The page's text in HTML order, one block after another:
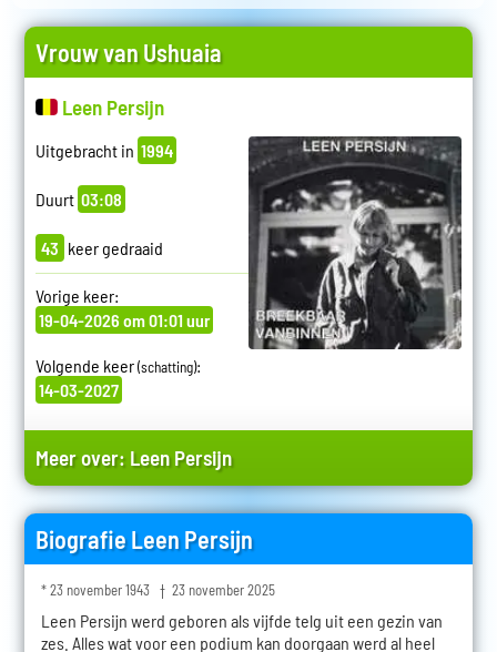
Vrouw van Ushuaia
Leen Persijn
Uitgebracht in 1994
Duurt 03:08
43 keer gedraaid
Vorige keer:
19-04-2026 om 01:01 uur
Volgende keer(schatting):
14-03-2027
Meer over: Leen Persijn
Biografie Leen Persijn
* 23 november 1943 † 23 november 2025
Leen Persijn werd geboren als vijfde telg uit een gezin van
zes. Alles wat voor een podium kan doorgaan werd al heel